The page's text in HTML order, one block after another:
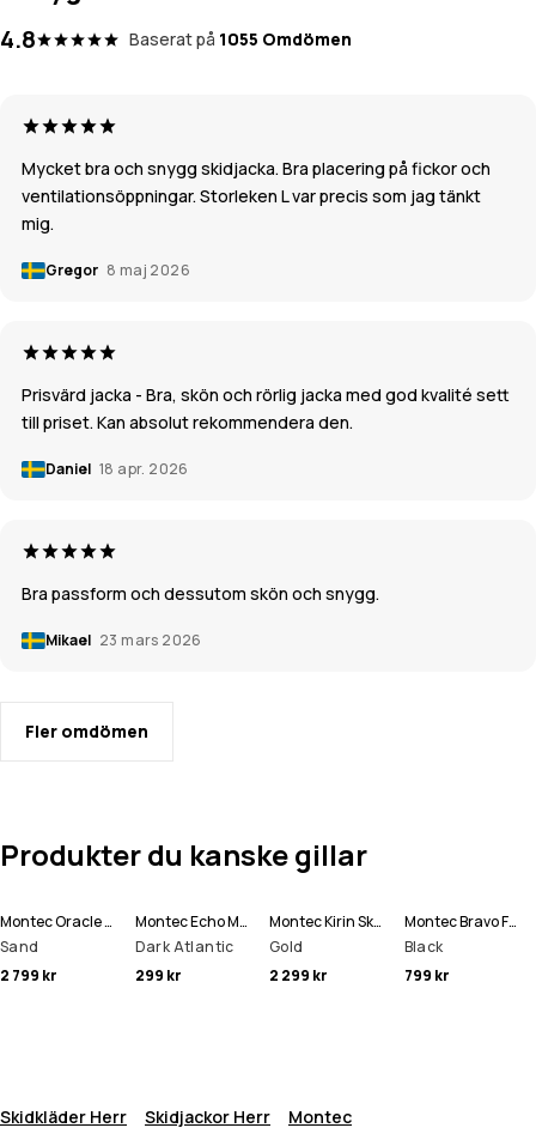
4.8 Baserat på 1055 Omdömen
Mycket bra och snygg skidjacka. Bra placering på fickor och
ventilationsöppningar. Storleken L var precis som jag tänkt
mig.
Gregor 8 maj 2026
Prisvärd jacka - Bra, skön och rörlig jacka med god kvalité sett
till priset. Kan absolut rekommendera den.
Daniel 18 apr. 2026
Bra passform och dessutom skön och snygg.
Mikael 23 mars 2026
Fler omdömen
Produkter du kanske gillar
Montec Oracle Skidjacka Man
Sand
2 799 kr
Montec Echo Mössa
Dark Atlantic
299 kr
Montec Kirin Skidbyxa Man
Gold
2 299 kr
Montec Bravo Fleecetröja Man
Black
799 kr
Skidkläder Herr Skidjackor Herr Montec